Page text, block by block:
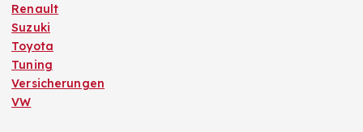
Renault
Suzuki
Toyota
Tuning
Versicherungen
VW